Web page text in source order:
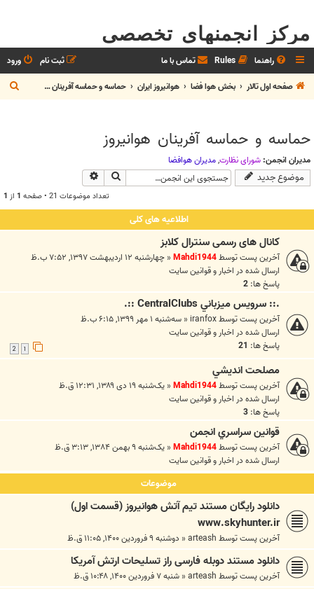
مرکز انجمنهای تخصصی
راهنما Rules تماس با ما ورود
ثبت نام
صفحه اول تالار
بخش هوا فضا هوانيروز ايران حماسه و حماسه آفرينان هوانيروز
س
حماسه و حماسه آفرينان هوانيروز
مدیران انجمن: شوراي نظارت,مديران هوافضا
موضوع جدید جستجو
تعداد موضوعات 21 • صفحه 1 از 1
اطلاعیه های کلی
کانال های رسمی سنترال کلابز
آخرین پست توسطMahdi1944
« چهارشنبه ۱۲ اردیبهشت ۱۳۹۷, ۷:۵۲ ب.ظ
ارسال شده در اخبار و قوانين سايت
پاسخ ها: 2
.:: سرويس ميزباني CentralClubs ::.
آخرین پست توسطiranfox
« سه‌شنبه ۱ مهر ۱۳۹۹, ۶:۱۵ ب.ظ
ارسال شده در اخبار و قوانين سايت
پاسخ ها: 21
1
2
مصلحت انديشي
آخرین پست توسطMahdi1944
« یک‌شنبه ۱۹ دی ۱۳۸۹, ۱۲:۳۱ ق.ظ
ارسال شده در اخبار و قوانين سايت
پاسخ ها: 3
قوانين سراسري انجمن
آخرین پست توسطMahdi1944
« یک‌شنبه ۹ بهمن ۱۳۸۴, ۳:۱۳ ق.ظ
ارسال شده در اخبار و قوانين سايت
موضوعات
دانلود رایگان مستند تیم آتش هوانیروز (قسمت اول)
www.skyhunter.ir
آخرین پست توسط arteash
« دوشنبه ۹ فروردین ۱۴۰۰, ۱۱:۰۵ ق.ظ
دانلود مستند دوبله فارسی راز تسلیحات ارتش آمریکا
آخرین پست توسط arteash
« شنبه ۷ فروردین ۱۴۰۰, ۱۰:۴۸ ق.ظ